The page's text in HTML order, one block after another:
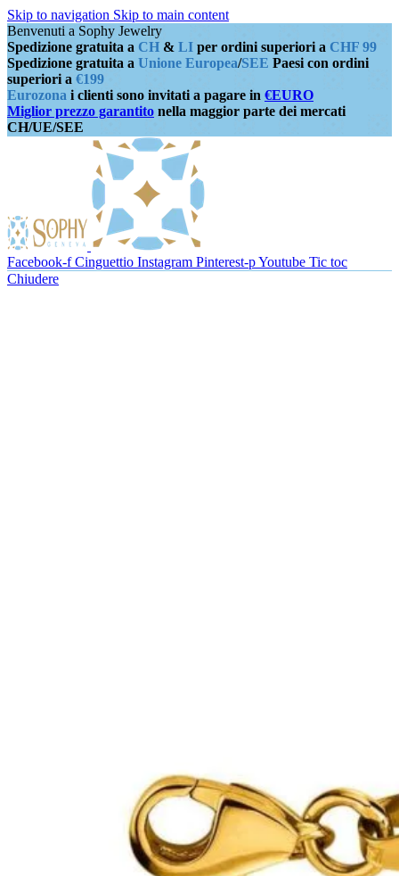
Skip to navigation Skip to main content
Benvenuti a Sophy Jewelry
Spedizione gratuita a CH & LI per ordini superiori a CHF 99
Spedizione gratuita a Unione Europea/SEE Paesi con ordini
superiori a €199
Eurozona i clienti sono invitati a pagare in €EURO
Miglior prezzo garantito nella maggior parte dei mercati
CH/UE/SEE
Facebook-f Cinguettio Instagram Pinterest-pYoutube Tic toc
Chiudere